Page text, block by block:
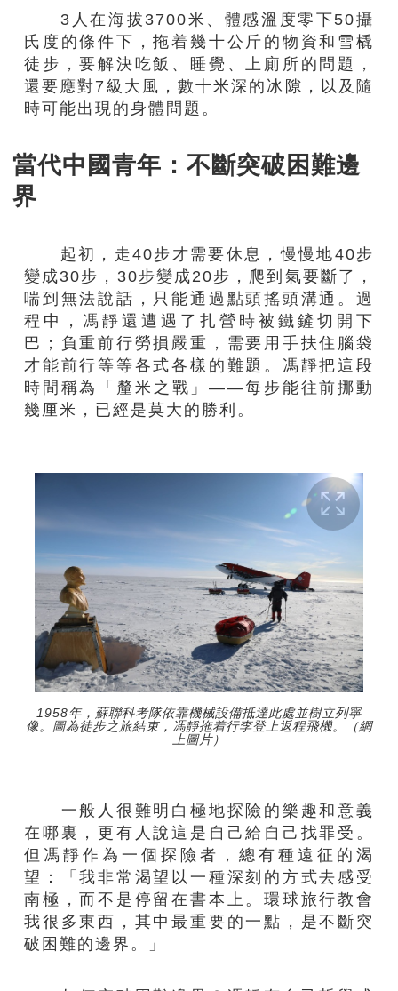
3 人在海拔3700米、體感溫度零下50攝
氏度的條件下，拖着幾十公斤的物資和雪橇
徒步，要解決吃飯、睡覺、上廁所的問題，
還要應對7級大風， 數十米深的冰隙，以及隨
時可能出現的身體問題。
當代中國青年 ：不斷突破困難邊
界
起初，走40步才需要休息，慢慢地40步
變成30步，30步變成20步，爬到氣要斷了，
喘到無法說話，只能通過點頭搖頭溝通。過
程中，馮靜還遭遇了扎營時被鐵鏟切開下
巴；負重前行勞損嚴重，需要用手扶住腦袋
才能前行等等各式各樣的難題。馮靜把這段
時間稱為「釐米之戰」——每步能往前挪動
幾厘米，已經是莫大的勝利。
1958年，蘇聯科考隊依靠機械設備抵達此處並樹立列寧
像。圖為徒步之旅結束，馮靜拖着行李登上返程飛機。（網
上圖片）
一般人很難明白極地探險的樂趣和意義
在哪裏，更有人說這是自己給自己找罪受。
但馮靜作為一個探險者，總有種遠征的渴
望：「我非常渴望以一種深刻的方式去感受
南極，而不是停留在書本上。環球旅行教會
我很多東西，其中最重要的一點，是不斷突
破困難的邊界。」